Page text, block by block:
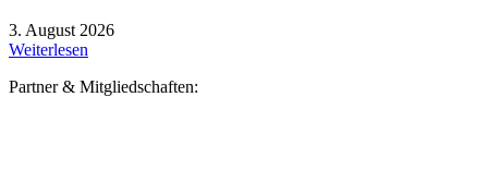
3. August 2026
Weiterlesen
Partner & Mitgliedschaften: